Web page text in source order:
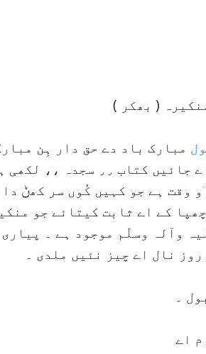
( بھکر )
مبارک باد دے حق دار ہِن
اوکھے تے مصروف دور دے وچ
وقت ہے جو کہیں کُوں سر کھݨ
لِکھ کے چھپا کے اے ثابت کیتائے
وآلہ وسلّم موجود ہے ۔
نال اے چیز نئیں ملدی ۔
۔
اے